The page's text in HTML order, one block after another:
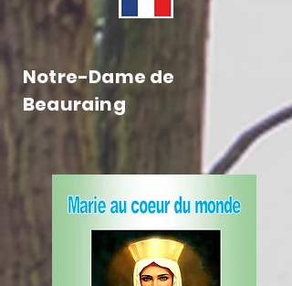
Notre-Dame de
Beauraing